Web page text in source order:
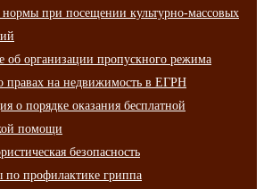
при посещении культурно-массовых
об организации пропускного режима
правах на недвижимость в ЕГРН
о порядке оказания бесплатной
помощи
безопасность
по профилактике гриппа